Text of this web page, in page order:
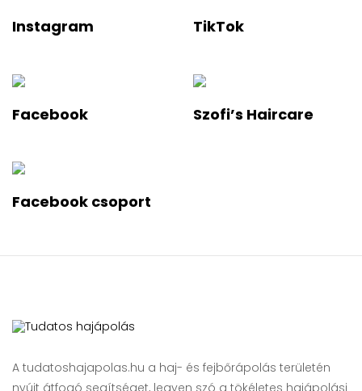
Instagram TikTok
Facebook Szofi’s Haircare
Facebook csoport
A tudatoshajapolas.hu a haj- és fejbőrápolás területén
nyújt átfogó segítséget, legyen szó a tökéletes hajápolási